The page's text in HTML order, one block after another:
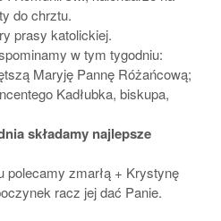
do chrztu.
prasy katolickiej.
w tym tygodniu:
Maryję Pannę Różańcową;
Kadłubka, biskupa,
składamy najlepsze
polecamy zmarłą + Krystynę
racz jej dać Panie.